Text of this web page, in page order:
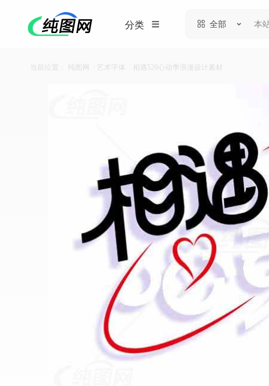
分类 全部
当前位置： 纯图网 艺术字体 相遇520心动季浪漫设计素材